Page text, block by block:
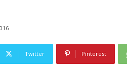
Twitter Pinterest